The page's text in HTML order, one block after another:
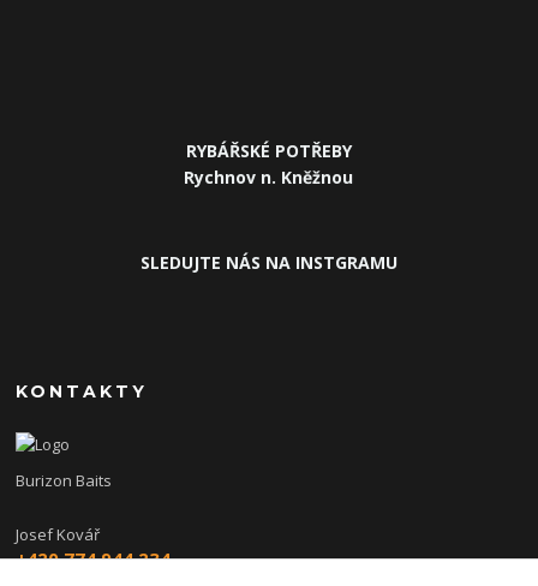
RYBÁŘSKÉ POTŘEBY
Rychnov n. Kněžnou
SLEDUJTE NÁS NA INSTGRAMU
KONTAKTY
Burizon Baits
Josef Kovář
+420 774 944 234